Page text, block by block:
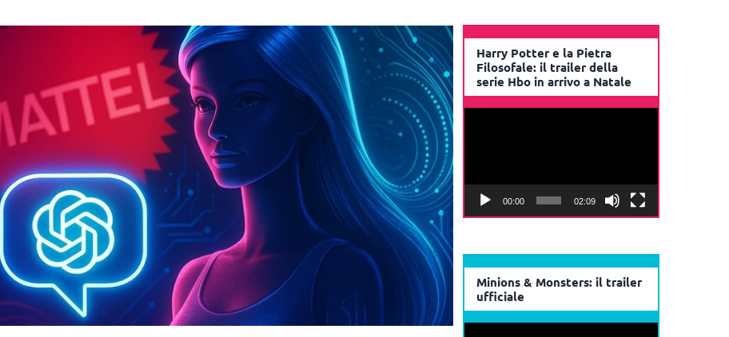
Harry Potter e la Pietra
Filosofale: il trailer della
serie Hbo in arrivo a Natale
00:00 02:09
Minions & Monsters: il trailer
ufficiale